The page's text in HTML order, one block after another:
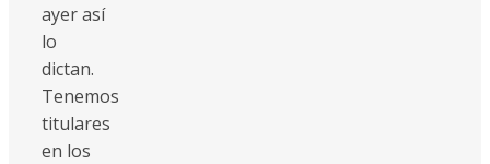
ayer así
lo
dictan.
Tenemos
titulares
en los